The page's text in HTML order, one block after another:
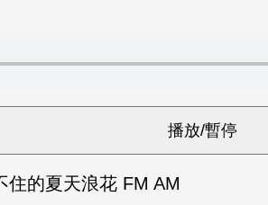
住的夏天浪花 FM AM